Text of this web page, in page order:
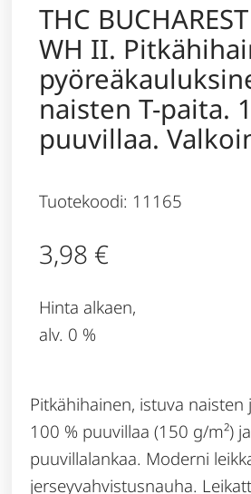
THC
WH II.
naisten T-paita.
puuvillaa.
Tuotekoodi: 11165
3,98 €
Hinta alkaen,
alv. 0 %
Pitkähihainen, istuva naisten
100 % puuvillaa (150 g/m²)
puuvillalankaa. Moderni
jerseyvahvistusnauha.